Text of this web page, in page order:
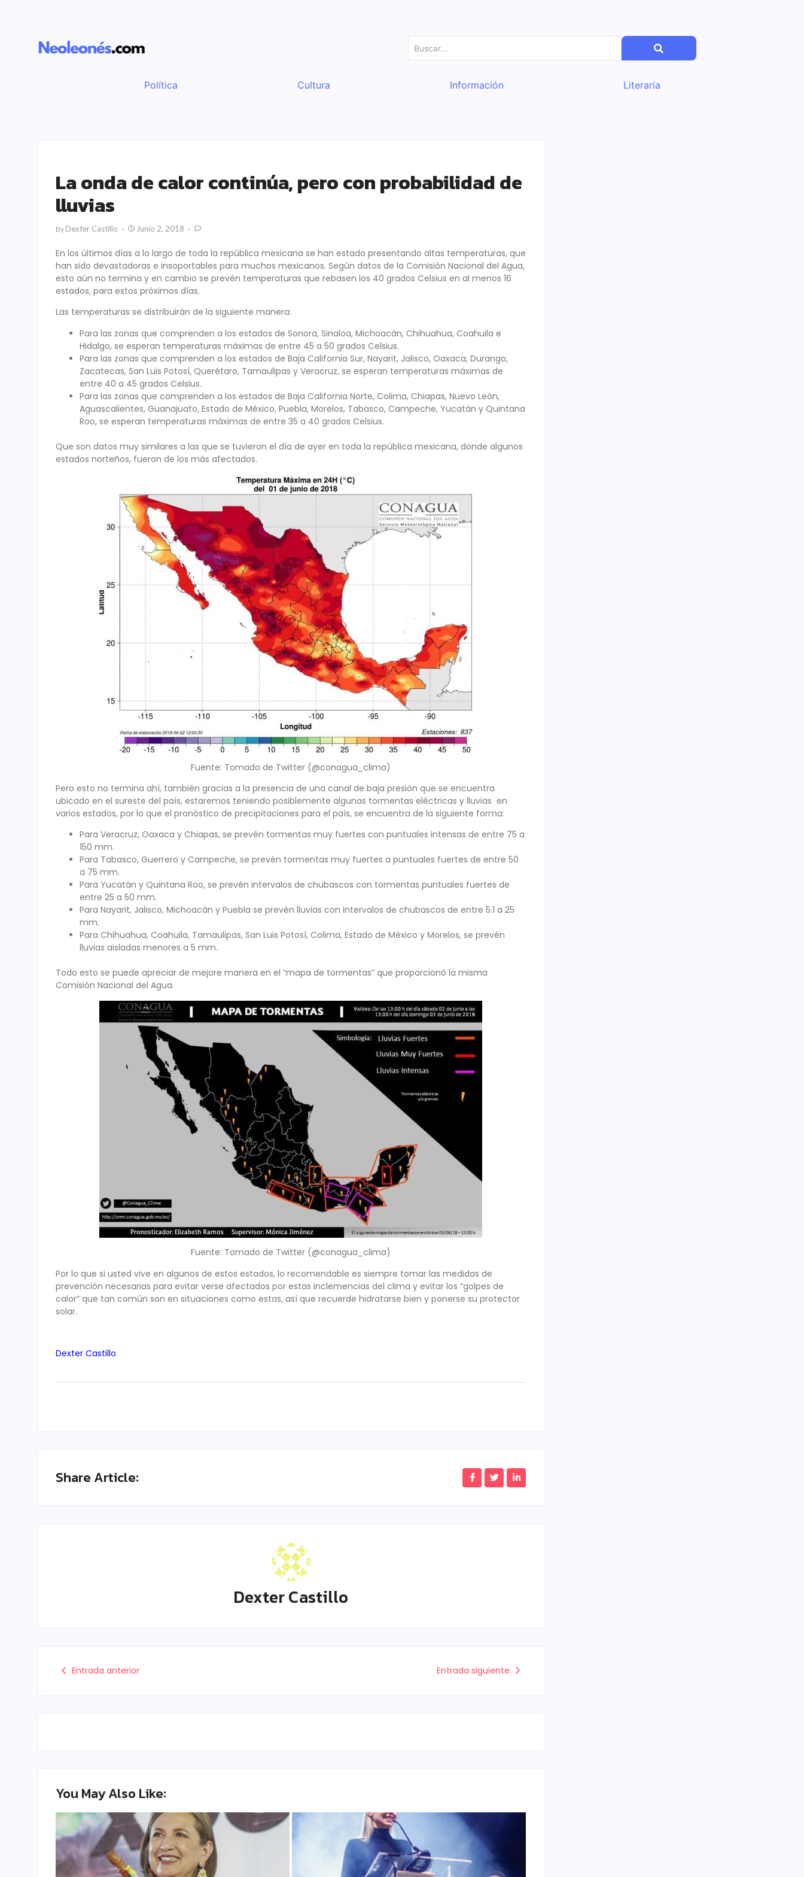
Política Cultura Información Literaria
La onda de calor continúa, pero con probabilidad de
lluvias
By Dexter Castillo Junio 2, 2018
En los últimos días a lo largo de toda la república mexicana se han estado presentando altas temperaturas, que
han sido devastadoras e insoportables para muchos mexicanos. Según datos de la Comisión Nacional del Agua,
esto aún no termina y en cambio se prevén temperaturas que rebasen los 40 grados Celsius en al menos 16
estados, para estos próximos días.
Las temperaturas se distribuirán de la siguiente manera:
Para las zonas que comprenden a los estados de Sonora, Sinaloa, Michoacán, Chihuahua, Coahuila e
Hidalgo, se esperan temperaturas máximas de entre 45 a 50 grados Celsius.
Para las zonas que comprenden a los estados de Baja California Sur, Nayarit, Jalisco, Oaxaca, Durango,
Zacatecas, San Luis Potosí, Querétaro, Tamaulipas y Veracruz, se esperan temperaturas máximas de
entre 40 a 45 grados Celsius.
Para las zonas que comprenden a los estados de Baja California Norte, Colima, Chiapas, Nuevo León,
Aguascalientes, Guanajuato, Estado de México, Puebla, Morelos, Tabasco, Campeche, Yucatán y Quintana
Roo, se esperan temperaturas máximas de entre 35 a 40 grados Celsius.
Que son datos muy similares a las que se tuvieron el día de ayer en toda la república mexicana, donde algunos
estados norteños, fueron de los más afectados.
Fuente: Tomado de Twitter (@conagua_clima)
Pero esto no termina ahí, también gracias a la presencia de una canal de baja presión que se encuentra
ubicado en el sureste del país, estaremos teniendo posiblemente algunas tormentas eléctricas y lluvias en
varios estados, por lo que el pronóstico de precipitaciones para el país, se encuentra de la siguiente forma:
Para Veracruz, Oaxaca y Chiapas, se prevén tormentas muy fuertes con puntuales intensas de entre 75 a
150 mm.
Para Tabasco, Guerrero y Campeche, se prevén tormentas muy fuertes a puntuales fuertes de entre 50
a 75 mm.
Para Yucatán y Quintana Roo, se prevén intervalos de chubascos con tormentas puntuales fuertes de
entre 25 a 50 mm.
Para Nayarit, Jalisco, Michoacán y Puebla se prevén lluvias con intervalos de chubascos de entre 5.1 a 25
mm.
Para Chihuahua, Coahuila, Tamaulipas, San Luis Potosí, Colima, Estado de México y Morelos, se prevén
lluvias aisladas menores a 5 mm.
Todo esto se puede apreciar de mejore manera en el “mapa de tormentas” que proporcionó la misma
Comisión Nacional del Agua.
Fuente: Tomado de Twitter (@conagua_clima)
Por lo que si usted vive en algunos de estos estados, lo recomendable es siempre tomar las medidas de
prevención necesarias para evitar verse afectados por estas inclemencias del clima y evitar los “golpes de
calor” que tan común son en situaciones como estas, así que recuerde hidratarse bien y ponerse su protector
solar.
Dexter Castillo
Share Article:
Dexter Castillo
Entrada anterior Entrada siguiente
You May Also Like: